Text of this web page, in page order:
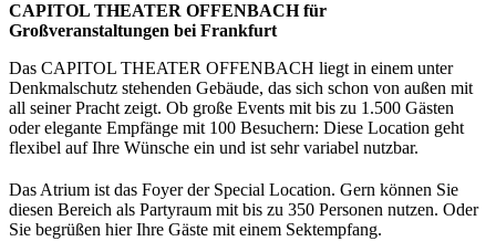
CAPITOL THEATER OFFENBACH für
Großveranstaltungen bei Frankfurt
Das CAPITOL THEATER OFFENBACH liegt in einem unter
Denkmalschutz stehenden Gebäude, das sich schon von außen mit
all seiner Pracht zeigt. Ob große Events mit bis zu 1.500 Gästen
oder elegante Empfänge mit 100 Besuchern: Diese Location geht
flexibel auf Ihre Wünsche ein und ist sehr variabel nutzbar.
Das Atrium ist das Foyer der Special Location. Gern können Sie
diesen Bereich als Partyraum mit bis zu 350 Personen nutzen. Oder
Sie begrüßen hier Ihre Gäste mit einem Sektempfang.